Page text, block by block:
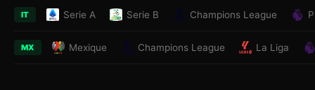
IT Serie A Serie B Champions League
MX Mexique Champions League La Liga